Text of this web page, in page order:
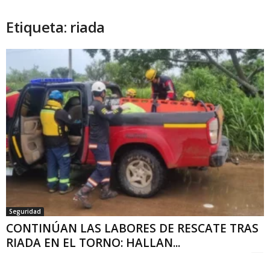
Etiqueta: riada
Seguridad
CONTINÚAN LAS LABORES DE RESCATE TRAS
RIADA EN EL TORNO: HALLAN...